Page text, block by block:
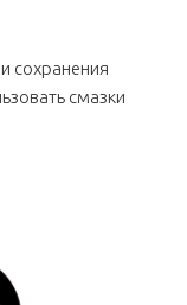
сохранения
смазки